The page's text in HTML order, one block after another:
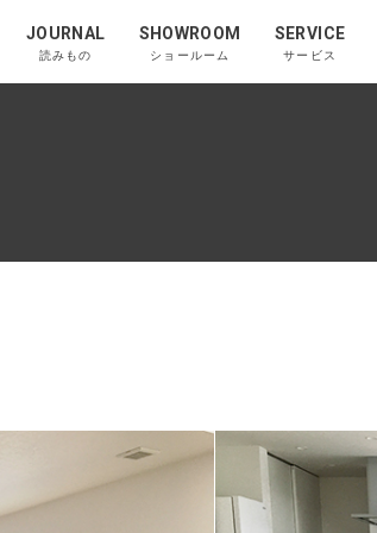
JOURNAL
読みもの
SHOWROOM
ショールーム
SERVICE
サービス